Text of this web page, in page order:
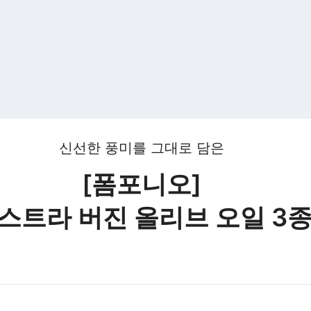
신선한 풍미를 그대로 담은
[폼포니오]
트라 버진 올리브 오일 3